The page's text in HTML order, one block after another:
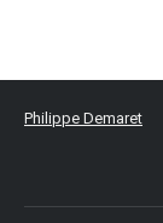
Philippe Demaret